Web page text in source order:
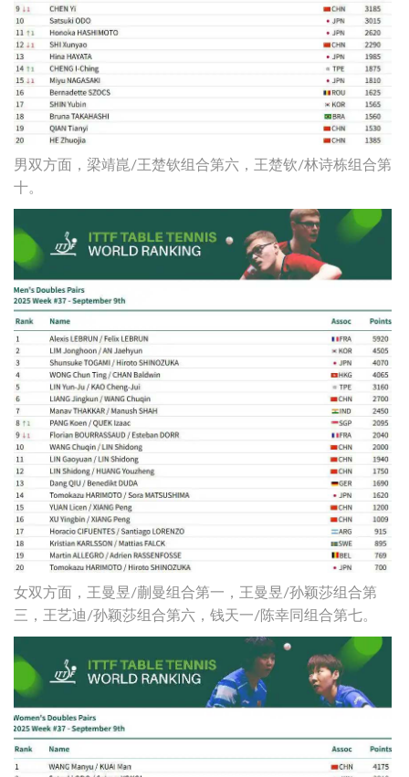
男双方面，梁靖崑/王楚钦组合第六，王楚钦/林诗栋组合第
十。
女双方面，王曼昱/蒯曼组合第一，王曼昱/孙颖莎组合第
三，王艺迪/孙颖莎组合第六，钱天一/陈幸同组合第七。